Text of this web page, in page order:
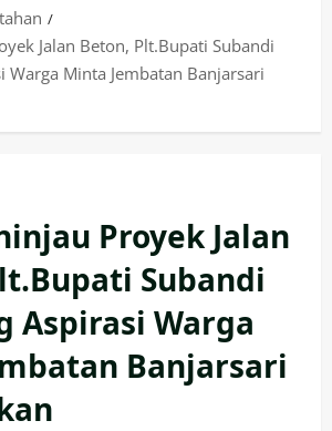
Jalan Beton, Plt.Bupati Subandi
Warga Minta Jembatan Banjarsari
Proyek Jalan
Subandi
Aspirasi Warga
Banjarsari